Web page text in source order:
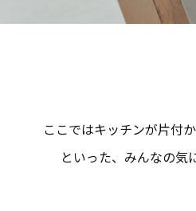
ここではキッチンが片付
といった、みんなの気